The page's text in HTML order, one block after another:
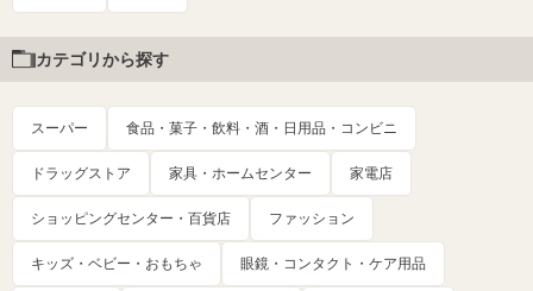
カテゴリから探す
スーパー 食品・菓子・飲料・酒・日用品・コンビニ
ドラッグストア 家具・ホームセンター 家電店
ショッピングセンター・百貨店 ファッション
キッズ・ベビー・おもちゃ 眼鏡・コンタクト・ケア用品